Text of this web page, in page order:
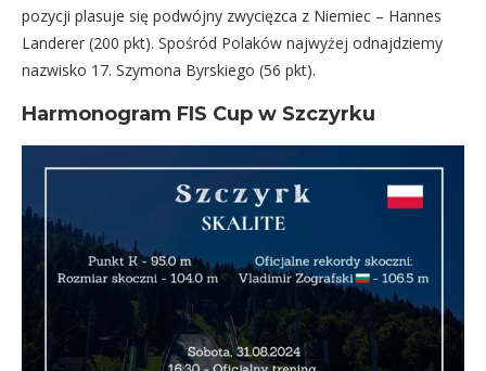
pozycji plasuje się podwójny zwycięzca z Niemiec – Hannes
Landerer (200 pkt). Spośród Polaków najwyżej odnajdziemy
nazwisko 17. Szymona Byrskiego (56 pkt).
Harmonogram FIS Cup w Szczyrku